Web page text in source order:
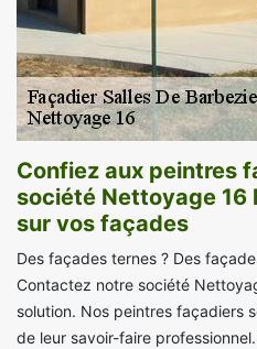
Confiez aux peintres
société Nettoyage 16
sur vos façades
Des façades ternes ? Des
Contactez notre société
solution. Nos peintres façadiers
de leur savoir-faire